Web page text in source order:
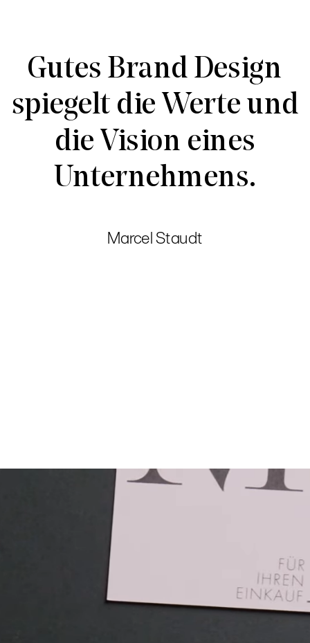
Gutes Brand Design
spiegelt die Werte und
die Vision eines
Unternehmens.
Marcel Staudt